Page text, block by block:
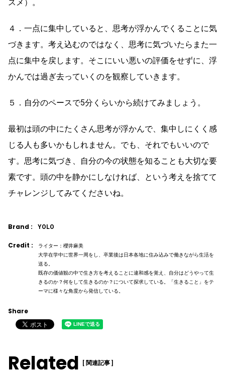
スメ）。
４．一点に集中していると、思考が浮かんでくることに気
づきます。考え込むのではなく、思考に気づいたらまた一
点に集中を戻します。そこにいい悪いの評価をせずに、浮
かんでは過ぎ去っていくのを観察していきます。
５．自分のペースで5分くらいから続けてみましょう。
最初は頭の中にたくさん思考が浮かんで、集中しにくく感
じる人も多いかもしれません。でも、それでもいいので
す。思考に気づき、自分の今の状態を知ることも大切な要
素です。頭の中を静かにしなければ、という考えを捨てて
チャレンジしてみてくださいね。
Brand : YOLO
Credit :
ライター：櫻井麻美
大学在学中に世界一周をし、卒業後は日本各地に住み込みで働きながら生活を
送る。
既存の価値観の中で生き方を考えることに違和感を覚え、自分はどうやって生
きるのか？何をして生きるのか？について探求している。「生きること」をテ
ーマに様々な角度から発信している。
Share
Related [ 関連記事 ]